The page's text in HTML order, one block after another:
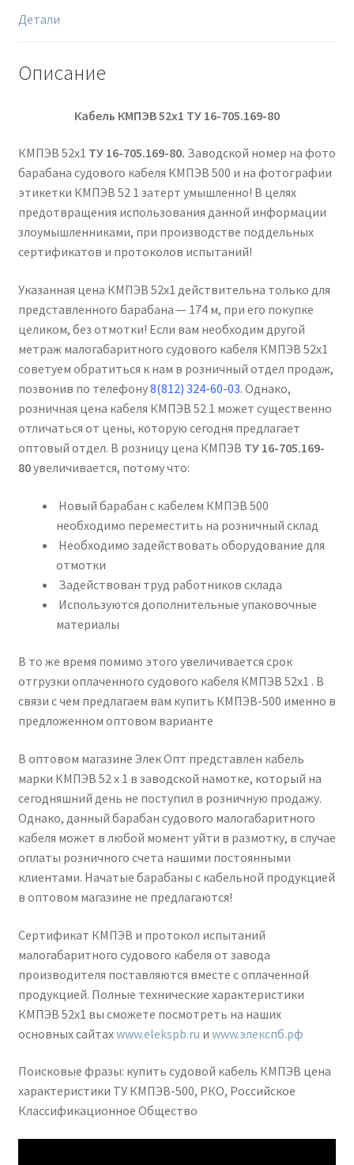
Детали
Описание
Кабель КМПЭВ 52х1 ТУ 16-705.169-80
КМПЭВ 52х1 ТУ 16-705.169-80. Заводской номер на фото
барабана судового кабеля КМПЭВ 500 и на фотографии
этикетки КМПЭВ 52 1 затерт умышленно! В целях
предотвращения использования данной информации
злоумышленниками, при производстве поддельных
сертификатов и протоколов испытаний!
Указанная цена КМПЭВ 52х1 действительна только для
представленного барабана — 174 м, при его покупке
целиком, без отмотки! Если вам необходим другой
метраж малогабаритного судового кабеля КМПЭВ 52х1
советуем обратиться к нам в розничный отдел продаж,
позвонив по телефону8(812) 324-60-03. Однако,
розничная цена кабеля КМПЭВ 52 1 может существенно
отличаться от цены, которую сегодня предлагает
оптовый отдел. В розницу цена КМПЭВ ТУ 16-705.169-
80увеличивается, потому что:
Новый барабан с кабелем КМПЭВ 500
необходимо переместить на розничный склад
Необходимо задействовать оборудование для
отмотки
Задействован труд работников склада
Используются дополнительные упаковочные
материалы
В то же время помимо этого увеличивается срок
отгрузки оплаченного судового кабеля КМПЭВ 52х1 . В
связи с чем предлагаем вам купить КМПЭВ-500 именно в
предложенном оптовом варианте
В оптовом магазине Элек Опт представлен кабель
марки КМПЭВ 52 х 1 в заводской намотке, который на
сегодняшний день не поступил в розничную продажу.
Однако, данный барабан судового малогабаритного
кабеля может в любой момент уйти в размотку, в случае
оплаты розничного счета нашими постоянными
клиентами. Начатые барабаны с кабельной продукцией
в оптовом магазине не предлагаются!
Сертификат КМПЭВ и протокол испытаний
малогабаритного судового кабеля от завода
производителя поставляются вместе с оплаченной
продукцией. Полные технические характеристики
КМПЭВ 52х1 вы сможете посмотреть на наших
основных сайтахwww.elekspb.ru и www.элекспб.рф
Поисковые фразы: купить судовой кабель КМПЭВ цена
характеристики ТУ КМПЭВ-500, РКО, Российское
Классификационное Общество